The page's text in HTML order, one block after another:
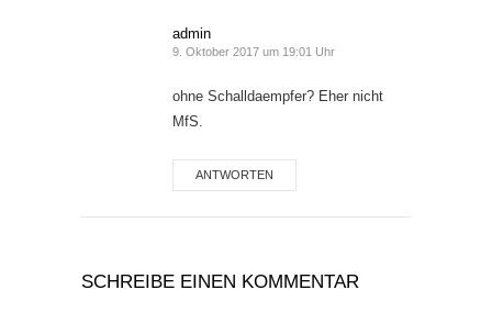
admin
9. Oktober 2017 um 19:01 Uhr
ohne Schalldaempfer? Eher nicht
MfS.
ANTWORTEN
SCHREIBE EINEN KOMMENTAR